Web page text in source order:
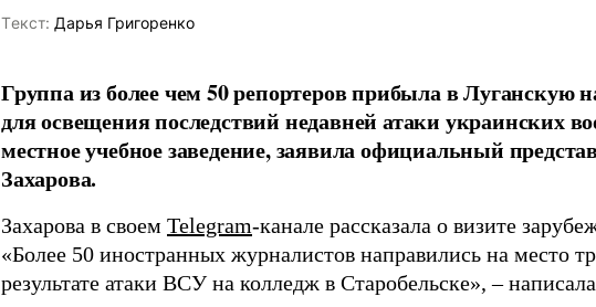
Tекст: Дарья Григоренко
Группа из более чем 50 репортеров прибыла в Луганскую
для освещения последствий недавней атаки украинских
местное учебное заведение, заявила официальный
Захарова.
Захарова в своем Telegram-канале рассказала о визите
«Более 50 иностранных журналистов направились на место
результате атаки ВСУ на колледж в Старобельске», –